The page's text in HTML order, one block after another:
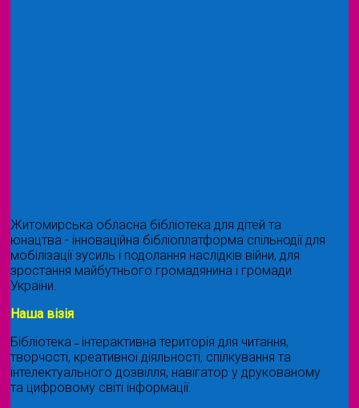
Житомирська обласна бібліотека для дітей та
юнацтва - інноваційна бібліоплатформа спільнодії для
мобілізації зусиль і подолання наслідків війни, для
зростання майбутнього громадянина і громади
України.
Наша візія
Бібліотека ˗ інтерактивна територія для читання,
творчості, креативної діяльності, спілкування та
інтелектуального дозвілля, навігатор у друкованому
та цифровому світі інформації.